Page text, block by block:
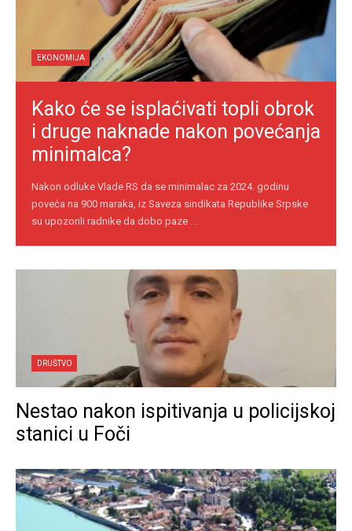
EKONOMIJA
Kako će se isplaćivati topli obrok
i druge naknade nakon povećanja
minimalca?
Nakon odluke Vlade RS da se minimalac za 2024. godinu
poveća na 900 maraka, iz Saveza sindikata Republike Srpske
su upozorili radnike da dobo paze ...
DRUŠTVO
Nestao nakon ispitivanja u policijskoj
stanici u Foči